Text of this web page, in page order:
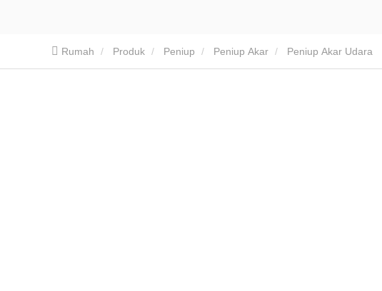
Rumah Produk Peniup Peniup Akar Peniup Akar Udara